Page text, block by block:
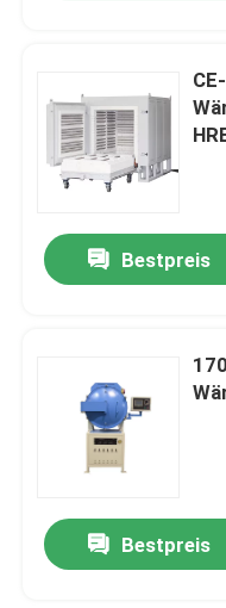
Bestpreis
Bestpreis